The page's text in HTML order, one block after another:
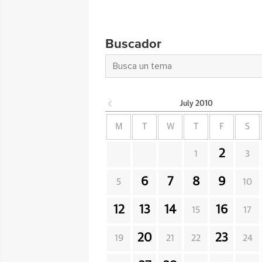
Buscador
July 2010
M W F S
1 2 3
5 6 7 8 9 10
12 13 14 15 16 17
19 20 21 22 23 24